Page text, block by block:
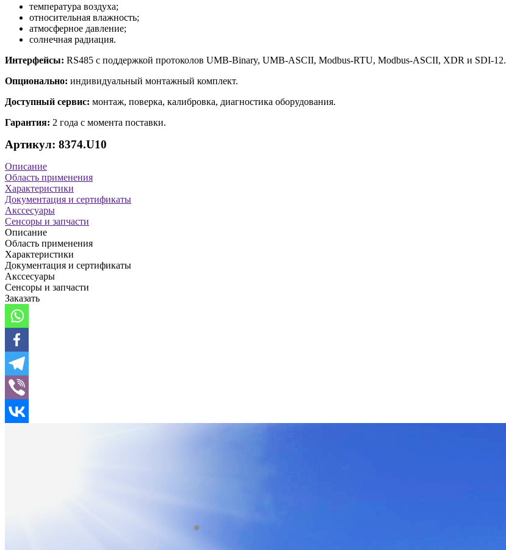
температура воздуха;
относительная влажность;
атмосферное давление;
солнечная радиация.
Интерфейсы: RS485 с поддержкой протоколов UMB-Binary, UMB-ASCII, Modbus-RTU, Modbus-ASCII, XDR и SDI-12.
Опционально: индивидуальный монтажный комплект.
Доступный сервис: монтаж, поверка, калибровка, диагностика оборудования.
Гарантия: 2 года с момента поставки.
Артикул: 8374.U10
Описание
Область применения
Характеристики
Документация и сертификаты
Акссесуары
Сенсоры и запчасти
Описание
Область применения
Характеристики
Документация и сертификаты
Акссесуары
Сенсоры и запчасти
Заказать